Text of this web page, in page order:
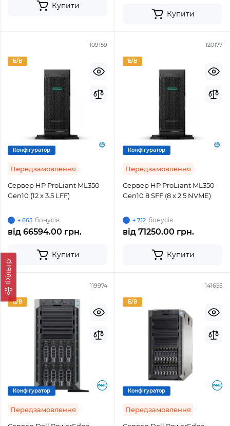
Фільтр
Купити
Купити
109159
Б/В
Конфігуратор
Передзамовлення
Сервер HP ProLiant ML350
Gen10 (12 x 3.5 LFF)
+ 665 бонусів
від 66594.00 грн.
Купити
120177
Б/В
Конфігуратор
Передзамовлення
Сервер HP ProLiant ML350
Gen10 8 SFF (8 x 2.5 NVME)
+ 712 бонусів
від 71250.00 грн.
Купити
119974
Б/В
Конфігуратор
Передзамовлення
141655
Б/В
Конфігуратор
Передзамовлення